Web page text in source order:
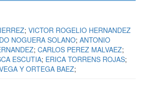
; VICTOR ROGELIO HERNANDEZ
NOGUERA SOLANO; ANTONIO
; CARLOS PEREZ MALVAEZ;
ESCUTIA; ERICA TORRENS ROJAS;
Y ORTEGA BAEZ;